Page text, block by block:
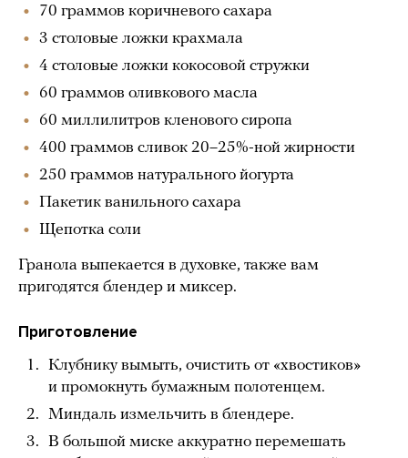
70 граммов коричневого сахара
3 столовые ложки крахмала
4 столовые ложки кокосовой стружки
60 граммов оливкового масла
60 миллилитров кленового сиропа
400 граммов сливок 20–25%-ной жирности
250 граммов натурального йогурта
Пакетик ванильного сахара
Щепотка соли
Гранола выпекается в духовке, также вам
пригодятся блендер и миксер.
Приготовление
Клубнику вымыть, очистить от «хвостиков»
и промокнуть бумажным полотенцем.
Миндаль измельчить в блендере.
В большой миске аккуратно перемешать